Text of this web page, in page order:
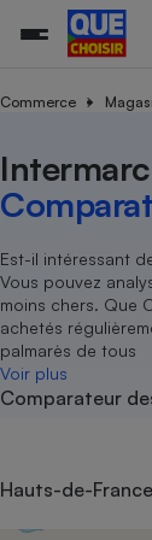
Commerce
Est-il intéressant
Vous pouvez
moins chers. Que
achetés
palmarès de tous
Voir plus
Comparateur
Hauts-de-France
Toutes les
Enquêtes
Guides
Conseils
Brèves
Tous les
Soumettre
Lettres types
Rencontrer
Tous nos
Nos actions
Nos
Les billets
Nos
Nous rejoindre
En savoir
L’association
Nos missions
Notre
Notre
Nos
Nous rejoindre